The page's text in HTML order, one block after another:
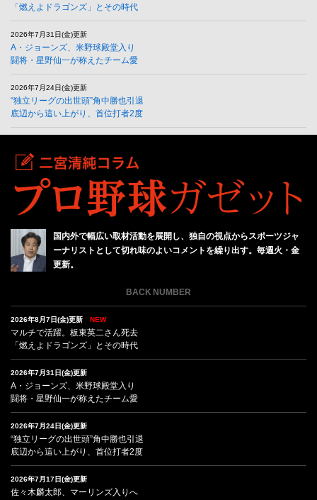
「燃えよドラゴンズ」とその時代
2026年7月31日(金)更新
A・ジョーンズ、米野球殿堂入り
闘将・星野仙一が称えたチーム愛
2026年7月24日(金)更新
“独立リーグの出世頭”角中勝也引退
底辺から這い上がり、首位打者2度
国内外で幅広い取材活動を展開し、独自の視点からスポーツジャ
ーナリストとして切れ味のよいコメントを繰り出す。毎週火・金
更新。
BACK NUMBER
2026年8月7日(金)更新 NEW
マルチで活躍。板東英二さん死去
「燃えよドラゴンズ」とその時代
2026年7月31日(金)更新
A・ジョーンズ、米野球殿堂入り
闘将・星野仙一が称えたチーム愛
2026年7月24日(金)更新
“独立リーグの出世頭”角中勝也引退
底辺から這い上がり、首位打者2度
2026年7月17日(金)更新
佐々木麟太郎、マーリンズ入りへ